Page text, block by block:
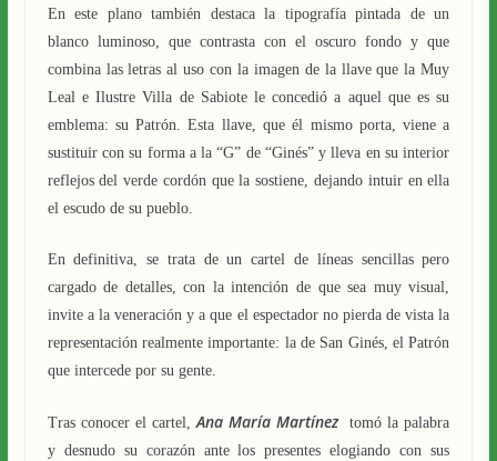
En este plano también destaca la tipografía pintada de un
blanco luminoso, que contrasta con el oscuro fondo y que
combina las letras al uso con la imagen de la llave que la Muy
Leal e Ilustre Villa de Sabiote le concedió a aquel que es su
emblema: su Patrón. Esta llave, que él mismo porta, viene a
sustituir con su forma a la “G” de “Ginés” y lleva en su interior
reflejos del verde cordón que la sostiene, dejando intuir en ella
el escudo de su pueblo.
En definitiva, se trata de un cartel de líneas sencillas pero
cargado de detalles, con la intención de que sea muy visual,
invite a la veneración y a que el espectador no pierda de vista la
representación realmente importante: la de San Ginés, el Patrón
que intercede por su gente.
Tras conocer el cartel,Ana María Martíneztomó la palabra
y desnudo su corazón ante los presentes elogiando con sus